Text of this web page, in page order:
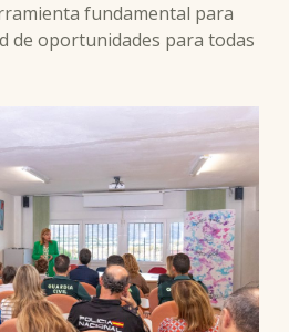
fundamental para
de oportunidades para todas